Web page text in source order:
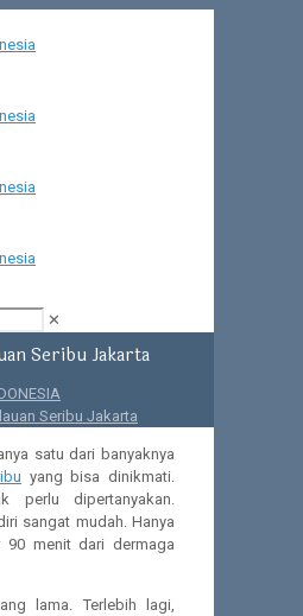
✕
Seribu Jakarta
Seribu Jakarta
satu dari banyaknya
yang bisa dinikmati.
perlu dipertanyakan.
sangat mudah. Hanya
90 menit dari dermaga
lama. Terlebih lagi,